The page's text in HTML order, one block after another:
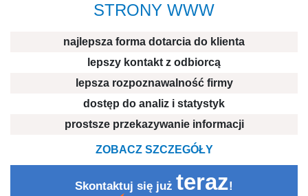
STRONY WWW
najlepsza forma dotarcia do klienta
lepszy kontakt z odbiorcą
lepsza rozpoznawalność firmy
dostęp do analiz i statystyk
prostsze przekazywanie informacji
ZOBACZ SZCZEGÓŁY
Skontaktuj się już teraz!